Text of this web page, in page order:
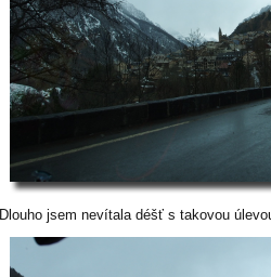
Dlouho jsem nevítala déšť s takovou